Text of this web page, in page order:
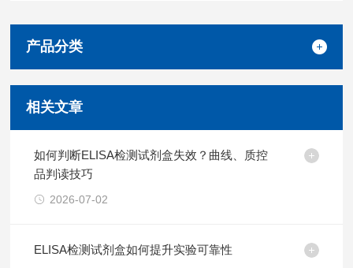
产品分类
相关文章
如何判断ELISA检测试剂盒失效？曲线、质控
品判读技巧
2026-07-02
ELISA检测试剂盒如何提升实验可靠性